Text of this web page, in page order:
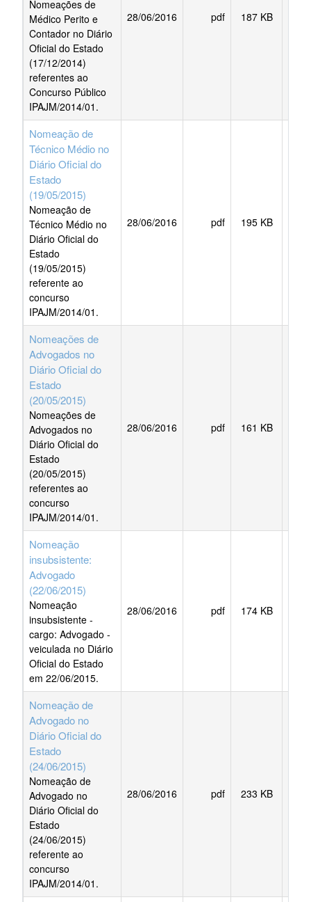
Nomeações de
Médico Perito e
Contador no Diário
Oficial do Estado
(17/12/2014)
referentes ao
Concurso Público
IPAJM/2014/01.
28/06/2016 pdf 187 KB
Nomeação de
Técnico Médio no
Diário Oficial do
Estado
(19/05/2015)
Nomeação de
Técnico Médio no
Diário Oficial do
Estado
(19/05/2015)
referente ao
concurso
IPAJM/2014/01.
28/06/2016 pdf 195 KB
Nomeações de
Advogados no
Diário Oficial do
Estado
(20/05/2015)
Nomeações de
Advogados no
Diário Oficial do
Estado
(20/05/2015)
referentes ao
concurso
IPAJM/2014/01.
28/06/2016 pdf 161 KB
Nomeação
insubsistente:
Advogado
(22/06/2015)
Nomeação
insubsistente -
cargo: Advogado -
veiculada no Diário
Oficial do Estado
em 22/06/2015.
28/06/2016 pdf 174 KB
Nomeação de
Advogado no
Diário Oficial do
Estado
(24/06/2015)
Nomeação de
Advogado no
Diário Oficial do
Estado
(24/06/2015)
referente ao
concurso
IPAJM/2014/01.
28/06/2016 pdf 233 KB